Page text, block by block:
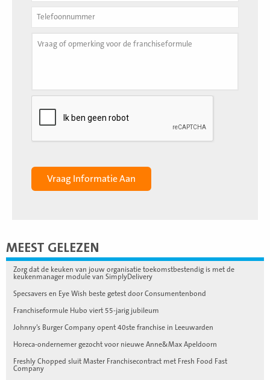
MEEST GELEZEN
Zorg dat de keuken van jouw organisatie toekomstbestendig is met de
keukenmanager module van SimplyDelivery
Specsavers en Eye Wish beste getest door Consumentenbond
Franchiseformule Hubo viert 55-jarig jubileum
Johnny’s Burger Company opent 40ste franchise in Leeuwarden
Horeca-ondernemer gezocht voor nieuwe Anne&Max Apeldoorn
Freshly Chopped sluit Master Franchisecontract met Fresh Food Fast
Company